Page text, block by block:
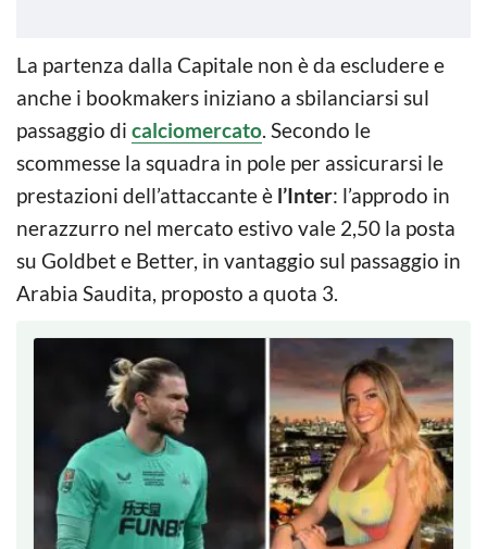
La partenza dalla Capitale non è da escludere e
anche i bookmakers iniziano a sbilanciarsi sul
passaggio di calciomercato. Secondo le
scommesse la squadra in pole per assicurarsi le
prestazioni dell’attaccante è l’Inter: l’approdo in
nerazzurro nel mercato estivo vale 2,50 la posta
su Goldbet e Better, in vantaggio sul passaggio in
Arabia Saudita, proposto a quota 3.